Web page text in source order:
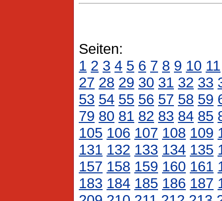
Seiten:
1 2 3 4 5 6 7 8 9 10 11
27 28 29 30 31 32 33
53 54 55 56 57 58 59
79 80 81 82 83 84 85
105 106 107 108 109
131 132 133 134 135
157 158 159 160 161
183 184 185 186 187